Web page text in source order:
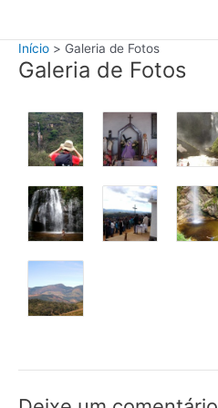
Início Galeria de Fotos
Galeria de Fotos